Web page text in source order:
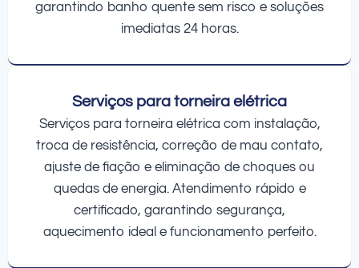
garantindo banho quente sem risco e soluções
imediatas 24 horas.
Serviços para torneira elétrica
Serviços para torneira elétrica com instalação,
troca de resistência, correção de mau contato,
ajuste de fiação e eliminação de choques ou
quedas de energia. Atendimento rápido e
certificado, garantindo segurança,
aquecimento ideal e funcionamento perfeito.